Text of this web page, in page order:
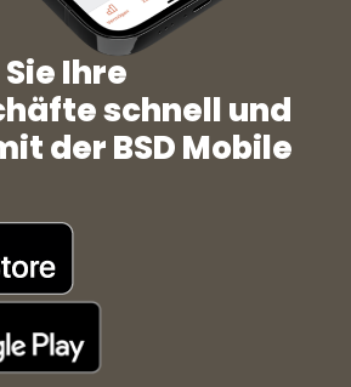
Ihre
schnell und
der BSD Mobile